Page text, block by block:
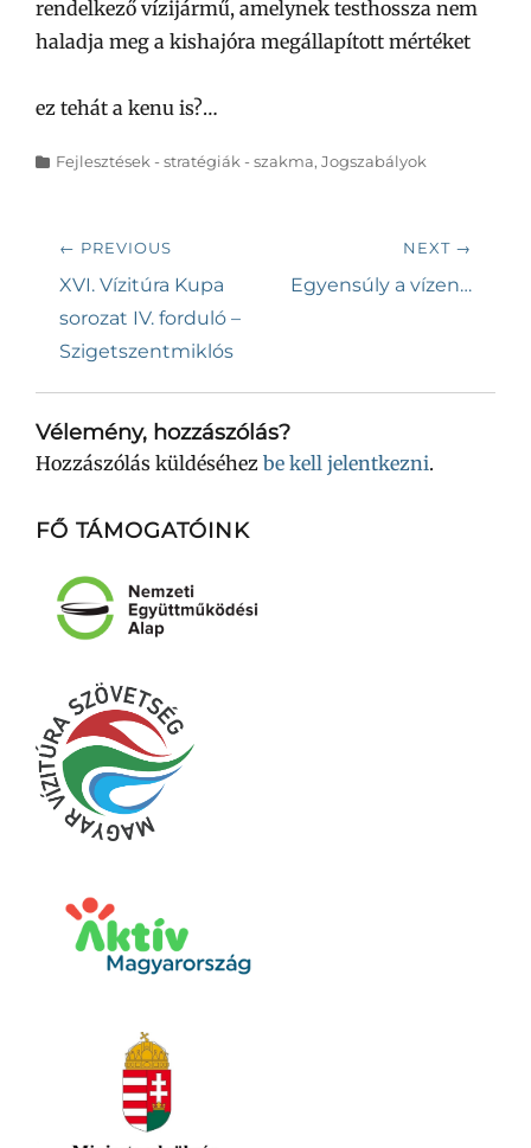
rendelkező vízijármű, amelynek testhossza nem
haladja meg a kishajóra megállapított mértéket
ez tehát a kenu is?…
Categories
Fejlesztések - stratégiák - szakma, Jogszabályok
Bejegyzés
navigáció
← PREVIOUS
Previous
post:
XVI. Vízitúra Kupa
sorozat IV. forduló –
Szigetszentmiklós
NEXT →
Next
Egyensúly a vízen…
Vélemény, hozzászólás?
Hozzászólás küldéséhez be kell jelentkezni.
FŐ TÁMOGATÓINK